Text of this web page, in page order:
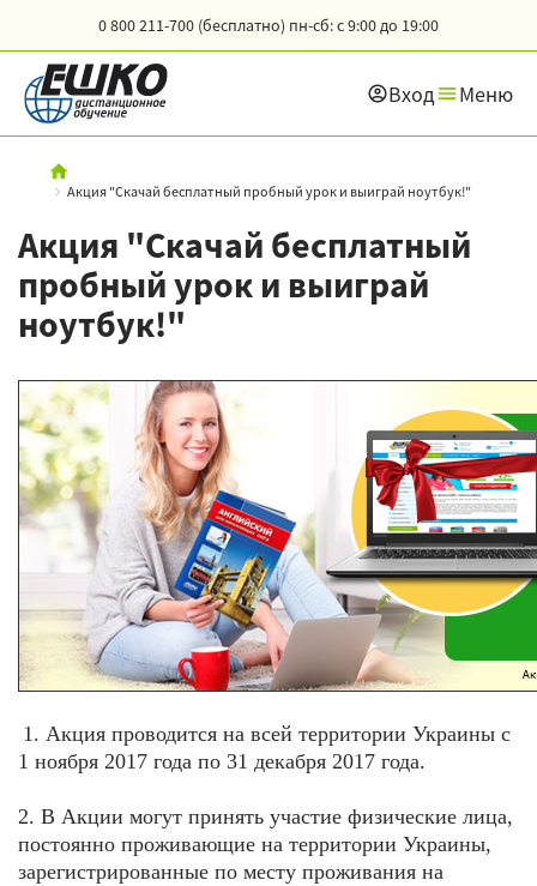
0 800 211-700 (бесплатно) пн-сб: с 9:00 до 19:00
Вход Меню
Акция "Скачай бесплатный пробный урок и выиграй ноутбук!"
Акция "Скачай бесплатный
пробный урок и выиграй
ноутбук!"
1. Акция проводится на всей территории Украины с
1 ноября 2017 года по 31 декабря 2017 года.
2. В Акции могут принять участие физические лица,
постоянно проживающие на территории Украины,
зарегистрированные по месту проживания на